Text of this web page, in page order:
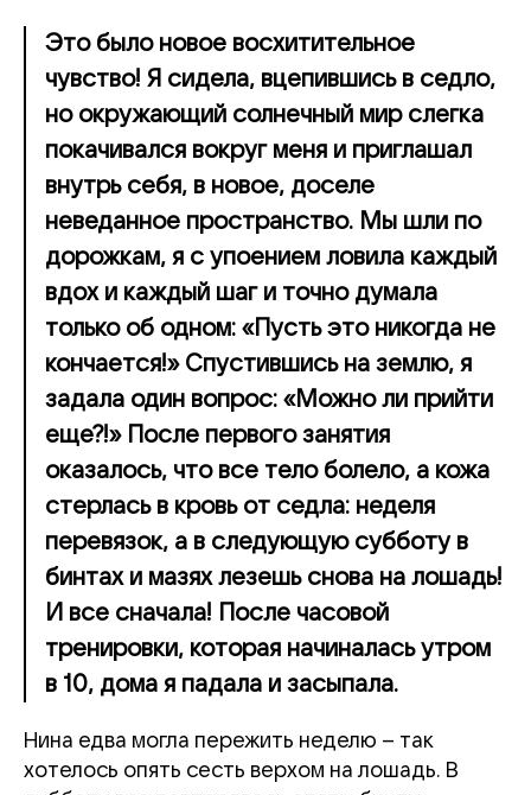
Это было новое восхитительное
чувство! Я сидела, вцепившись в седло,
но окружающий солнечный мир слегка
покачивался вокруг меня и приглашал
внутрь себя, в новое, доселе
неведанное пространство. Мы шли по
дорожкам, я с упоением ловила каждый
вдох и каждый шаг и точно думала
только об одном: «Пусть это никогда не
кончается!» Спустившись на землю, я
задала один вопрос: «Можно ли прийти
еще?!» После первого занятия
оказалось, что все тело болело, а кожа
стерлась в кровь от седла: неделя
перевязок, а в следующую субботу в
бинтах и мазях лезешь снова на лошадь!
И все сначала! После часовой
тренировки, которая начиналась утром
в 10, дома я падала и засыпала.
Нина едва могла пережить неделю – так
хотелось опять сесть верхом на лошадь. В